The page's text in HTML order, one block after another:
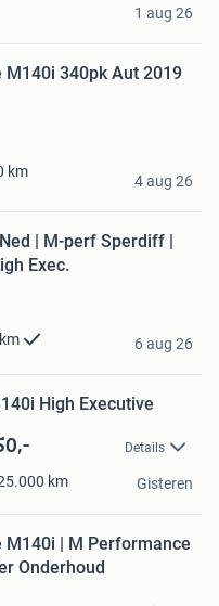
1 aug 26
M140i 340pk Aut 2019
km
4 aug 26
| M-perf Sperdiff |
Exec.
km 6 aug 26
High Executive
Details
km Gisteren
M140i | M Performance
Onderhoud